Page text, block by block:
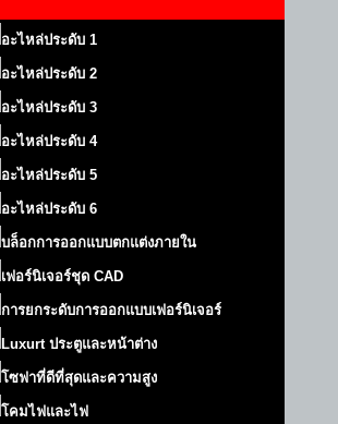
อะไหล่ประดับ 1
อะไหล่ประดับ 2
อะไหล่ประดับ 3
อะไหล่ประดับ 4
อะไหล่ประดับ 5
อะไหล่ประดับ 6
บล็อกการออกแบบตกแต่งภายใน
เฟอร์นิเจอร์ชุด CAD
การยกระดับการออกแบบเฟอร์นิเจอร์
Luxurt ประตูและหน้าต่าง
โซฟาที่ดีที่สุดและความสูง
โคมไฟและไฟ